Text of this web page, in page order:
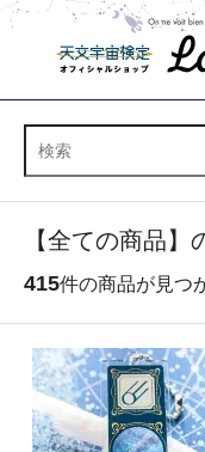
【全ての商品】
415件の商品が見つ